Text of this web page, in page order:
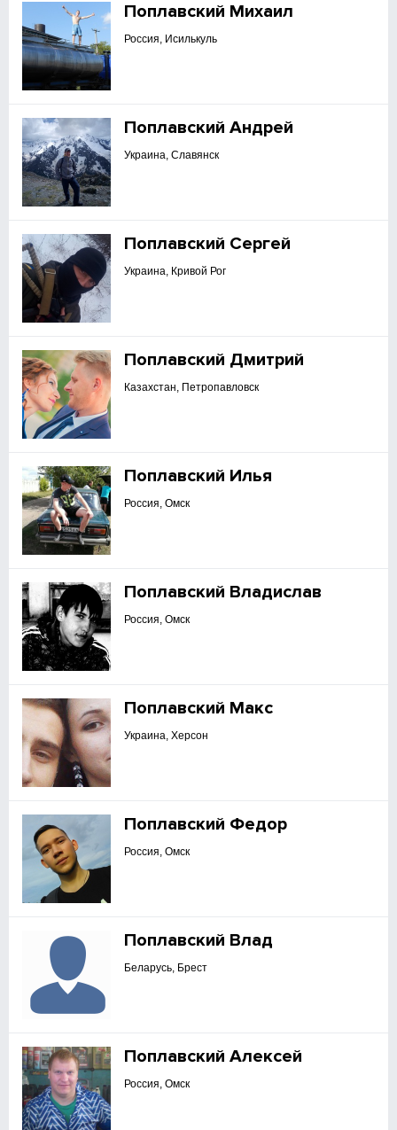
Поплавский Михаил
Россия, Исилькуль
Поплавский Андрей
Украина, Славянск
Поплавский Сергей
Украина, Кривой Рог
Поплавский Дмитрий
Казахстан, Петропавловск
Поплавский Илья
Россия, Омск
Поплавский Владислав
Россия, Омск
Поплавский Макс
Украина, Херсон
Поплавский Федор
Россия, Омск
Поплавский Влад
Беларусь, Брест
Поплавский Алексей
Россия, Омск